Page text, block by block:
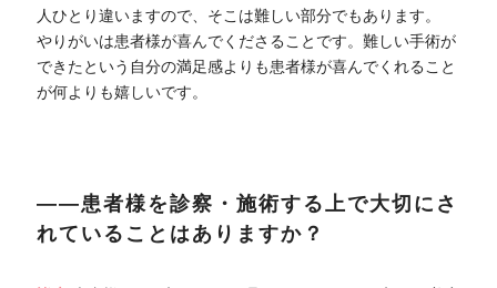
人ひとり違いますので、そこは難しい部分でもあります。
やりがいは患者様が喜んでくださることです。難しい手術が
できたという自分の満足感よりも患者様が喜んでくれること
が何よりも嬉しいです。
――患者様を診察・施術する上で大切にさ
れていることはありますか？